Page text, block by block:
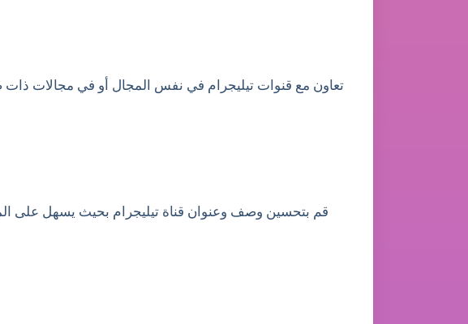
تعاون مع قنوات تيليجرام في نفس المجال أو في مجالات ذات
قم بتحسين وصف وعنوان قناة تيليجرام بحيث يسهل على